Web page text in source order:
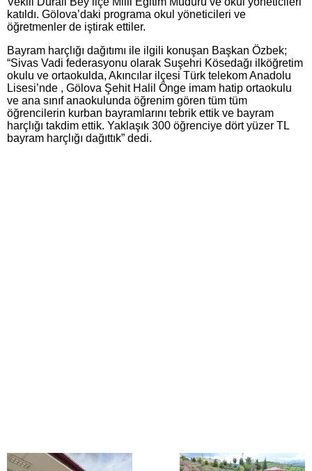
katıldı. Gölova’daki programa okul yöneticileri ve
öğretmenler de iştirak ettiler.
Bayram harçlığı dağıtımı ile ilgili konuşan Başkan Özbek;
“Sivas Vadi federasyonu olarak Suşehri Kösedağı ilköğretim
okulu ve ortaokulda, Akıncılar ilçesi Türk telekom Anadolu
Lisesi’nde , Gölova Şehit Halil Önge imam hatip ortaokulu
ve ana sınıf anaokulunda öğrenim gören tüm tüm
öğrencilerin kurban bayramlarını tebrik ettik ve bayram
harçlığı takdim ettik. Yaklaşık 300 öğrenciye dört yüzer TL
bayram harçlığı dağıttık” dedi.